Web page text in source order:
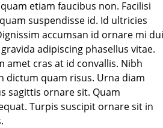
etiam faucibus non. Facilisi
suspendisse id. Id ultricies
accumsan id ornare mi
adipiscing phasellus vitae.
amet cras at id convallis. Nibh
dictum quam risus. Urna diam
sagittis ornare sit. Quam
Turpis suscipit ornare sit in